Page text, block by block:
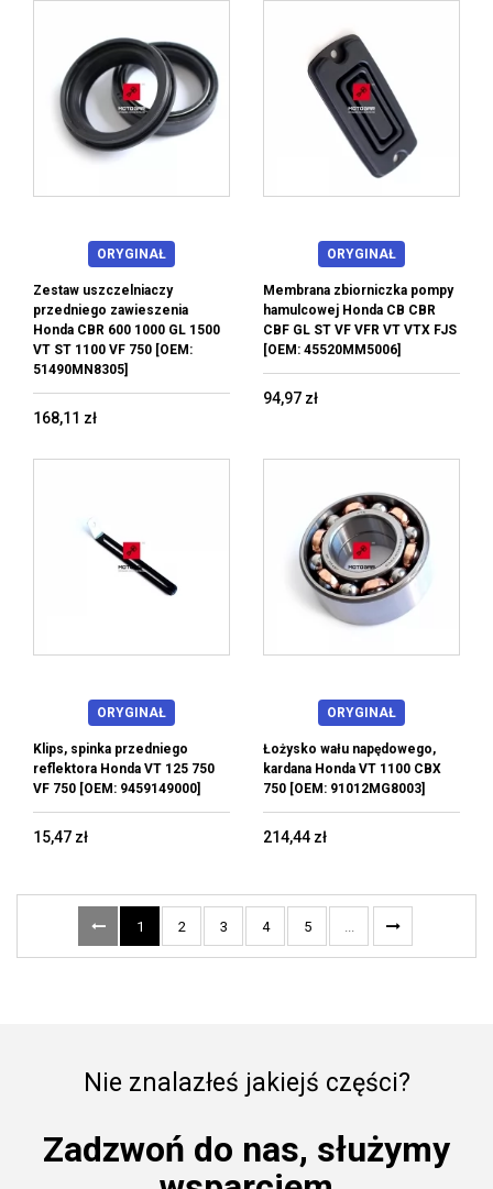
ORYGINAŁ
Zestaw uszczelniaczy
przedniego zawieszenia
Honda CBR 600 1000 GL 1500
VT ST 1100 VF 750 [OEM:
51490MN8305]
168,11 zł
ORYGINAŁ
Membrana zbiorniczka pompy
hamulcowej Honda CB CBR
CBF GL ST VF VFR VT VTX FJS
[OEM: 45520MM5006]
94,97 zł
ORYGINAŁ
Klips, spinka przedniego
reflektora Honda VT 125 750
VF 750 [OEM: 9459149000]
15,47 zł
ORYGINAŁ
Łożysko wału napędowego,
kardana Honda VT 1100 CBX
750 [OEM: 91012MG8003]
214,44 zł
1 2 3 4 5 ...
Nie znalazłeś jakiejś części?
Zadzwoń do nas, służymy